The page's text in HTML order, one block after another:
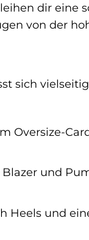
dir eine
von der
sich
Oversize-
und
Heels und